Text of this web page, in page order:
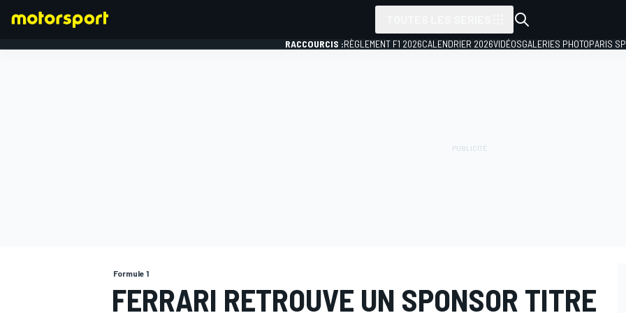
RACCOURCIS :RÈGLEMENT F1 2026CALENDRIER 2026VIDÉOSGALERIES PHOTOPARIS
Formule 1
FERRARI RETROUVE UN SPONSOR TITRE